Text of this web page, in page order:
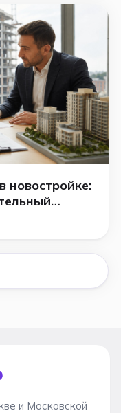
новостройке:
в 2026
и Московской